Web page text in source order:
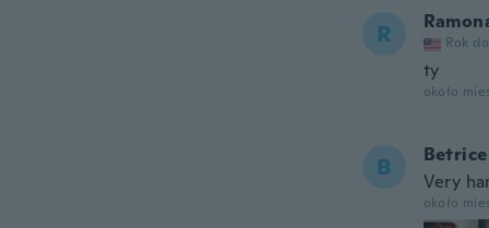
R Rok
ty
około
B
Betrice
Very
około